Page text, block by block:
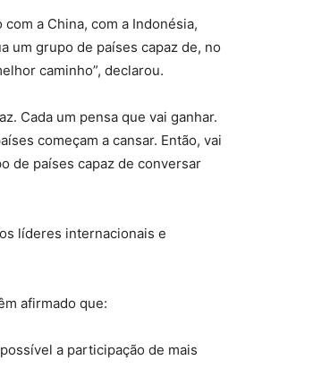
a China, com a Indonésia,
um grupo de países capaz de, no
caminho”, declarou.
Cada um pensa que vai ganhar.
começam a cansar. Então, vai
de países capaz de conversar
líderes internacionais e
afirmado que:
a participação de mais